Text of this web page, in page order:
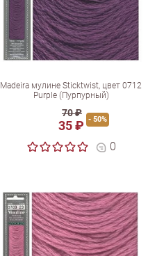
Madeira мулине Sticktwist, цвет 0712
Purple (Пурпурный)
70 ₽
35 ₽ - 50%
0